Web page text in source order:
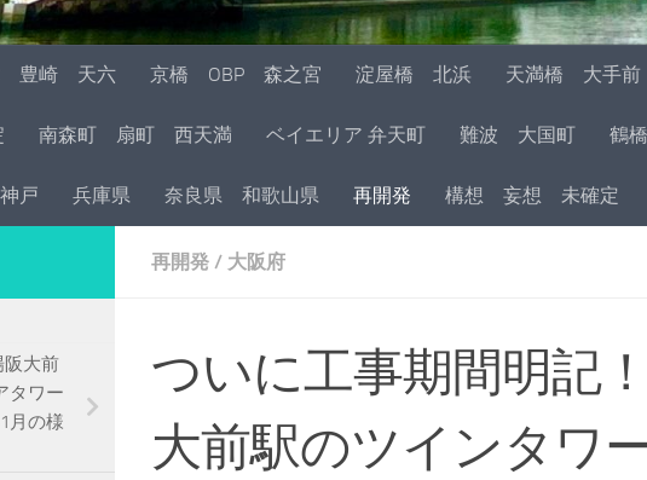
豊崎 天六 京橋 OBP 森之宮 淀屋橋 北浜 天満橋 大手前
南森町 扇町 西天満 ベイエリア 弁天町 難波 大国町 鶴
神戸 兵庫県 奈良県 和歌山県 再開発 構想 妄想 未確定
再開発 / 大阪府
ついに工事期間明記
大前駅のツインタワ
阪大前
タワー
月の様